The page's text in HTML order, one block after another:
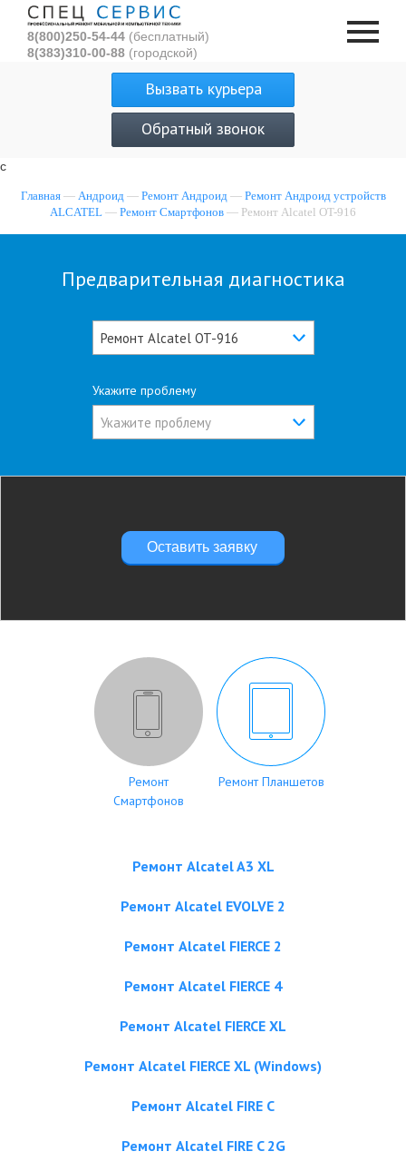
с
8(800)250-54-44 (бесплатный)
8(383)310-00-88 (городской)
Вызвать курьера
Обратный звонок
Главная— Андроид — Ремонт Андроид — Ремонт Андроид устройств
ALCATEL — Ремонт Смартфонов — Ремонт Alcatel OT-916
Предварительная диагностика
Ремонт Alcatel OT-916
Укажите проблему
Укажите проблему
Оставить заявку
Ремонт
Смартфонов
Ремонт Планшетов
Ремонт Alcatel A3 XL
Ремонт Alcatel EVOLVE 2
Ремонт Alcatel FIERCE 2
Ремонт Alcatel FIERCE 4
Ремонт Alcatel FIERCE XL
Ремонт Alcatel FIERCE XL (Windows)
Ремонт Alcatel FIRE C
Ремонт Alcatel FIRE C 2G